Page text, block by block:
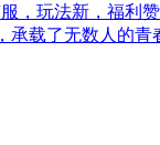
，玩法新，福利
承载了无数人的青